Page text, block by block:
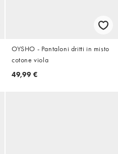
OYSHO - Pantaloni dritti in misto
cotone viola
49,99 €